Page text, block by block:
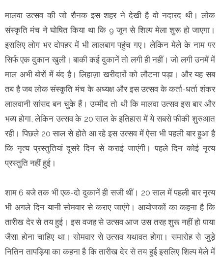
मालवा उत्सव की जो रौनक इस शहर ने देखी है वो नदारद थी। लोक
संस्कृति मंच ने घोषित किया था कि 9 जून से शिल्प मेला शुरू हो जाएगा।
इसलिए लोग भर दोपहर में भी लालबाग पहुंच गए। लेकिन मेले के नाम पर
सिर्फ एक दुकान खुली। बाकी कई दुकानें तो लगी ही नहीं। जो लगी उनमें में
माल अभी बोरों में बंद है। लिहाज़ा खरीदारों को लौटना पड़ा। और यह सब
तब है जब लोक संस्कृ़ति मंच के अध्यक्ष और इस उत्सव के कर्ता-धर्ता शंकर
लालवानी सांसद बन चुके हैं। उम्मीद तो थी कि मालवा उत्सव इस बार और
भव्य होगा, लेकिन उत्सव के 20 साल के इतिहास में ये सबसे फीकी शुरुआत
रही। पिछले 20 साल से होते आ रहे इस उत्सव में ऐसा भी पहली बार हुआ है
कि नृत्य प्रस्तुतियां दूसरे दिन से कराई जाएंगी। पहले दिन कोई नृत्य
प्रस्तुति नहीं हुई।
शाम 6 बजे तक भी एक-दो दुकानें ही सजी थीं। 20 साल में पहली बार नृत्य
भी अगले दिन यानी सोमवार से कराए जाएंगे। आयोजकों का कहना है कि
तारीख देर से तय हुई। इस वजह से उत्सव आज उस तरह शुरू नहीं हो पाया
जैसा होना चाहिए था। सोमवार से उत्सव यथावत होगा। समारोह से जुड़े
नितिन तापड़िया का कहना है कि तारीख देर से तय हुई इसलिए शिल्प मेले में